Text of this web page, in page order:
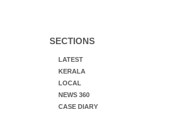
SECTIONS
LATEST
KERALA
LOCAL
NEWS 360
CASE DIARY